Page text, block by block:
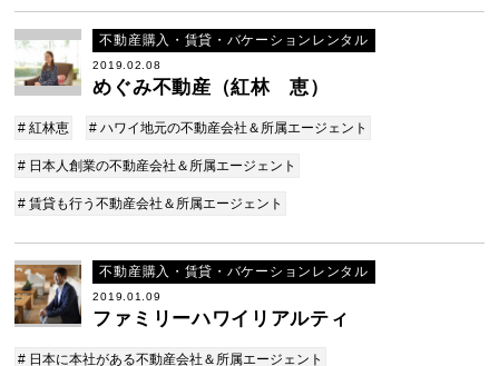
不動産購入・賃貸・バケーションレンタル
2019.02.08
めぐみ不動産（紅林 恵）
# 紅林恵 # ハワイ地元の不動産会社＆所属エージェント
# 日本人創業の不動産会社＆所属エージェント
# 賃貸も行う不動産会社＆所属エージェント
不動産購入・賃貸・バケーションレンタル
2019.01.09
ファミリーハワイリアルティ
# 日本に本社がある不動産会社＆所属エージェント